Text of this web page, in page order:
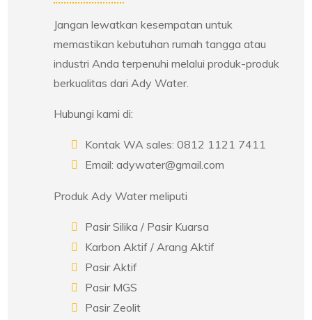
Jangan lewatkan kesempatan untuk
memastikan kebutuhan rumah tangga atau
industri Anda terpenuhi melalui produk-produk
berkualitas dari Ady Water.
Hubungi kami di:
Kontak WA sales: 0812 1121 7411
Email: adywater@gmail.com
Produk Ady Water meliputi
Pasir Silika / Pasir Kuarsa
Karbon Aktif / Arang Aktif
Pasir Aktif
Pasir MGS
Pasir Zeolit